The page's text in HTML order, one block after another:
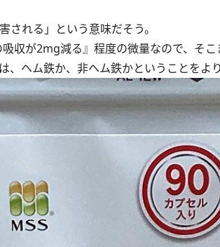
れる」という意味だそう。
収が2mg減る』程度の微量なので、そ
ヘム鉄か、非ヘム鉄かということをよ